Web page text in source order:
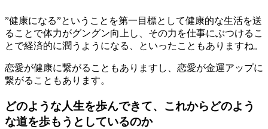
”健康になる”ということを第一目標として健康的な生活を送
ることで体力がグングン向上し、その力を仕事にぶつけるこ
とで経済的に潤うようになる、といったこともありますね。
恋愛が健康に繋がることもありますし、恋愛が金運アップに
繋がることもあります。
どのような人生を歩んできて、これからどのよう
な道を歩もうとしているのか